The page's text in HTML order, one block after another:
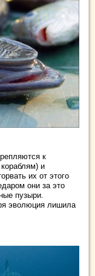
к
и
их от этого
они за это
пузыри.
эволюция лишила